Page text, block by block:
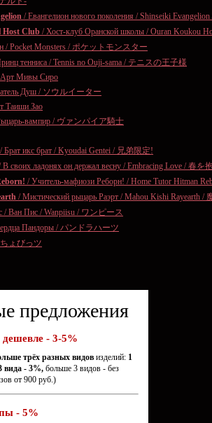
/ Евангелион нового поколения / Shinseiki
Host Club / Хост-клуб Оранской школы / Ouran Koukou
/ Pocket Monsters / ポケットモンスター
тенниса / Tennis no Ouji-sama / テニスの王子様
Мивы Сиро
Душ / ソウルイーター
Таиши Зао
вампир / ヴァンパイア騎士
/ Брат икс брат / Kyoudai Gentei / 兄弟限定!
В своих ладонях он держал весну / Embracing Love / 春を
/ Учитель-мафиози Реборн! / Home Tutor Hitman
/ Мистический рыцарь Раэрт / Mahou Kishi Rayearth
/ Ван Пис / Wanpiisu / ワンピース
Пандоры / パンドラハーツ
ょびっツ
предложения
- 3-5%
трёх разных видов изделий: 1
вида - 3%, больше 3 видов - без
от 900 руб.)
- 5%